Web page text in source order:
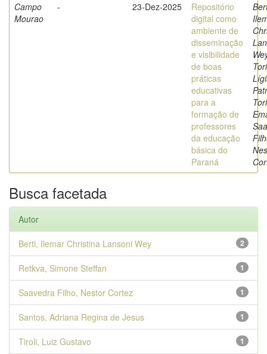
Campo
Mourao
- 23-Dez-2025
Repositório
digital como
ambiente de
disseminação
e visibilidade
de boas
práticas
educativas
para a
formação de
professores
da educação
básica do
Paraná
Busca facetada
Autor
2
Berti, Ilemar Christina Lansoni Wey
1
Retkva, Simone Steffan
1
Saavedra Filho, Nestor Cortez
1
Santos, Adriana Regina de Jesus
1
Tiroli, Luiz Gustavo